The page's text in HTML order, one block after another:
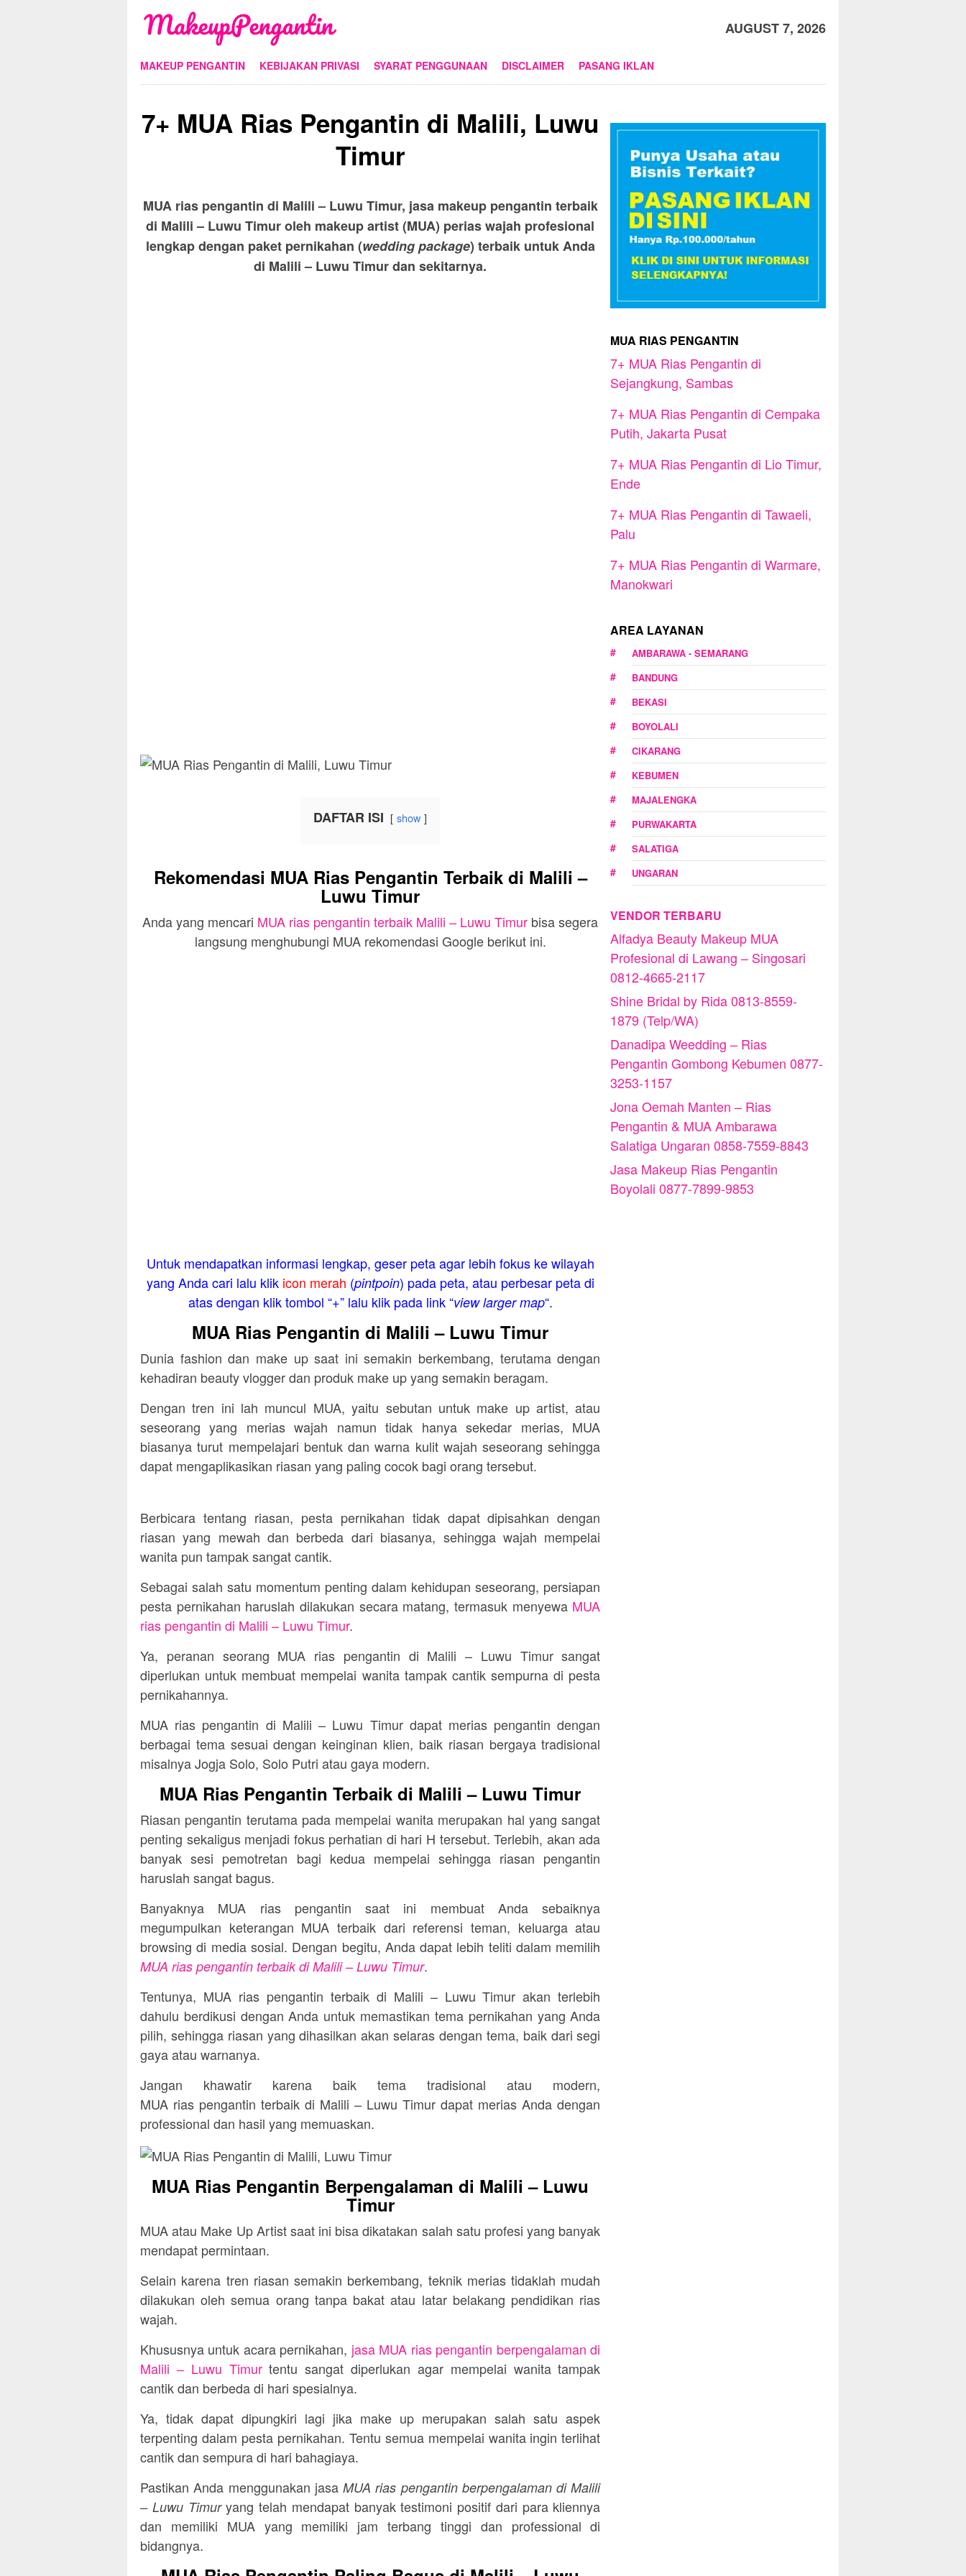
Skip
AUGUST 7, 2026
MAKEUP PENGANTIN KEBIJAKAN PRIVASI SYARAT PENGGUNAAN DISCLAIMER PASANG IKLAN
7+ MUA Rias Pengantin di Malili, Luwu
Timur
MUA rias pengantin di Malili – Luwu Timur, jasa makeup pengantin terbaik
di Malili – Luwu Timur oleh makeup artist (MUA) perias wajah profesional
lengkap dengan paket pernikahan (wedding package) terbaik untuk Anda
di Malili – Luwu Timur dan sekitarnya.
DAFTAR ISI show
Rekomendasi MUA Rias Pengantin Terbaik di Malili –
Luwu Timur
Anda yang mencari MUA rias pengantin terbaik Malili – Luwu Timur bisa segera
langsung menghubungi MUA rekomendasi Google berikut ini.
Untuk mendapatkan informasi lengkap, geser peta agar lebih fokus ke wilayah
yang Anda cari lalu klik icon merah (pintpoin) pada peta, atau perbesar peta di
atas dengan klik tombol “+” lalu klik pada link “view larger map“.
MUA Rias Pengantin di Malili – Luwu Timur
Dunia fashion dan make up saat ini semakin berkembang, terutama dengan
kehadiran beauty vlogger dan produk make up yang semakin beragam.
Dengan tren ini lah muncul MUA, yaitu sebutan untuk make up artist, atau
seseorang yang merias wajah namun tidak hanya sekedar merias, MUA
biasanya turut mempelajari bentuk dan warna kulit wajah seseorang sehingga
dapat mengaplikasikan riasan yang paling cocok bagi orang tersebut.
Berbicara tentang riasan, pesta pernikahan tidak dapat dipisahkan dengan
riasan yang mewah dan berbeda dari biasanya, sehingga wajah mempelai
wanita pun tampak sangat cantik.
Sebagai salah satu momentum penting dalam kehidupan seseorang, persiapan
pesta pernikahan haruslah dilakukan secara matang, termasuk menyewa MUA
rias pengantin di Malili – Luwu Timur.
Ya, peranan seorang MUA rias pengantin di Malili – Luwu Timur sangat
diperlukan untuk membuat mempelai wanita tampak cantik sempurna di pesta
pernikahannya.
MUA rias pengantin di Malili – Luwu Timur dapat merias pengantin dengan
berbagai tema sesuai dengan keinginan klien, baik riasan bergaya tradisional
misalnya Jogja Solo, Solo Putri atau gaya modern.
MUA Rias Pengantin Terbaik di Malili – Luwu Timur
Riasan pengantin terutama pada mempelai wanita merupakan hal yang sangat
penting sekaligus menjadi fokus perhatian di hari H tersebut. Terlebih, akan ada
banyak sesi pemotretan bagi kedua mempelai sehingga riasan pengantin
haruslah sangat bagus.
Banyaknya MUA rias pengantin saat ini membuat Anda sebaiknya
megumpulkan keterangan MUA terbaik dari referensi teman, keluarga atau
browsing di media sosial. Dengan begitu, Anda dapat lebih teliti dalam memilih
MUA rias pengantin terbaik di Malili – Luwu Timur.
Tentunya, MUA rias pengantin terbaik di Malili – Luwu Timur akan terlebih
dahulu berdikusi dengan Anda untuk memastikan tema pernikahan yang Anda
pilih, sehingga riasan yang dihasilkan akan selaras dengan tema, baik dari segi
gaya atau warnanya.
Jangan khawatir karena baik tema tradisional atau modern,
MUA rias pengantin terbaik di Malili – Luwu Timur dapat merias Anda dengan
professional dan hasil yang memuaskan.
MUA Rias Pengantin Berpengalaman di Malili – Luwu
Timur
MUA atau Make Up Artist saat ini bisa dikatakan salah satu profesi yang banyak
mendapat permintaan.
Selain karena tren riasan semakin berkembang, teknik merias tidaklah mudah
dilakukan oleh semua orang tanpa bakat atau latar belakang pendidikan rias
wajah.
Khususnya untuk acara pernikahan, jasa MUA rias pengantin berpengalaman di
Malili – Luwu Timurtentu sangat diperlukan agar mempelai wanita tampak
cantik dan berbeda di hari spesialnya.
Ya, tidak dapat dipungkiri lagi jika make up merupakan salah satu aspek
terpenting dalam pesta pernikahan. Tentu semua mempelai wanita ingin terlihat
cantik dan sempura di hari bahagiaya.
Pastikan Anda menggunakan jasaMUA rias pengantin berpengalaman di Malili
– Luwu Timuryang telah mendapat banyak testimoni positif dari para kliennya
dan memiliki MUA yang memiliki jam terbang tinggi dan professional di
bidangnya.
MUA RIAS PENGANTIN
7+ MUA Rias Pengantin di
Sejangkung, Sambas
7+ MUA Rias Pengantin di Cempaka
Putih, Jakarta Pusat
7+ MUA Rias Pengantin di Lio Timur,
Ende
7+ MUA Rias Pengantin di Tawaeli,
Palu
7+ MUA Rias Pengantin di Warmare,
Manokwari
AREA LAYANAN
AMBARAWA - SEMARANG
BANDUNG
BEKASI
BOYOLALI
CIKARANG
KEBUMEN
MAJALENGKA
PURWAKARTA
SALATIGA
UNGARAN
VENDOR TERBARU
Alfadya Beauty Makeup MUA
Profesional di Lawang – Singosari
0812-4665-2117
Shine Bridal by Rida 0813-8559-
1879 (Telp/WA)
Danadipa Weedding – Rias
Pengantin Gombong Kebumen 0877-
3253-1157
Jona Oemah Manten – Rias
Pengantin & MUA Ambarawa
Salatiga Ungaran 0858-7559-8843
Jasa Makeup Rias Pengantin
Boyolali 0877-7899-9853